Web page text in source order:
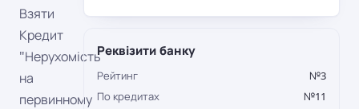
Взяти
Кредит
"Нерухомість
на
первинному
Реквізити банку
Рейтинг
№3
По кредитах
№11